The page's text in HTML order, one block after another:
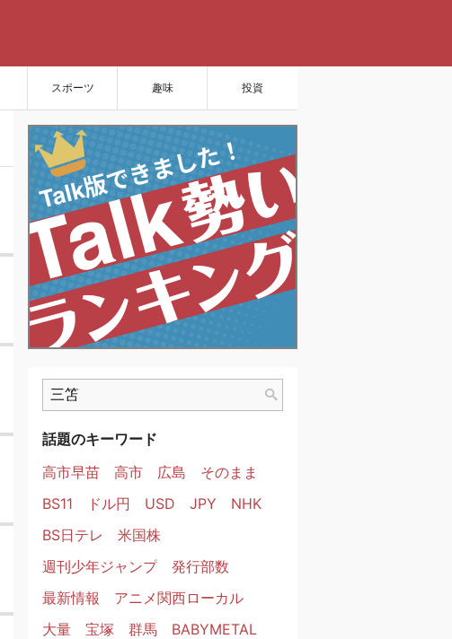
スポーツ 趣味 投資
話題のキーワード
高市早苗
高市 広島
そのまま
BS11
ドル円 USD JPY
NHK
BS日テレ
米国株
週刊少年ジャンプ
発行部数
最新情報
アニメ関西ローカル
大量
宝塚 群馬
BABYMETAL